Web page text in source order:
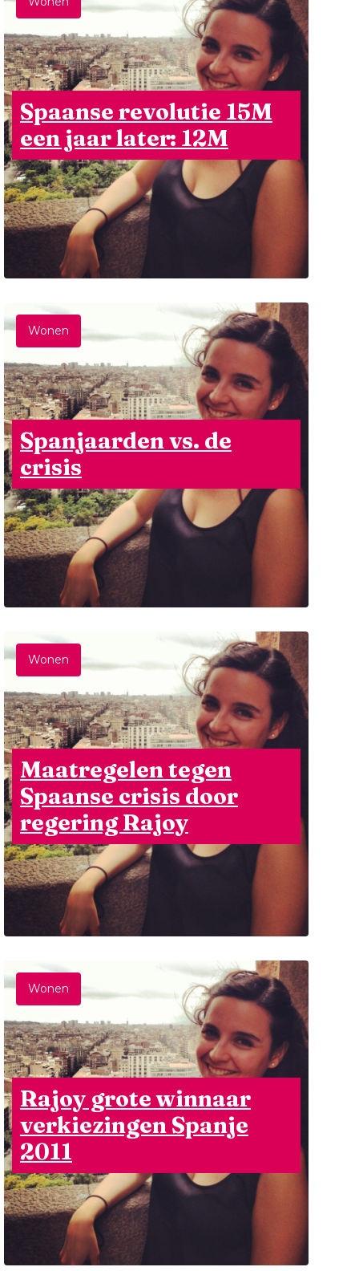
Spaanse revolutie 15M
een jaar later: 12M
Wonen
Spanjaarden vs. de
crisis
Wonen
Maatregelen tegen
Spaanse crisis door
regering Rajoy
Wonen
Rajoy grote winnaar
verkiezingen Spanje
2011